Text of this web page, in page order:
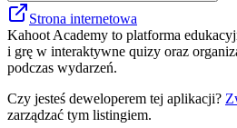
Strona internetowa
Kahoot Academy to platforma
i grę w interaktywne quizy oraz
podczas wydarzeń.
Czy jesteś deweloperem tej aplikacji?
zarządzać tym listingiem.